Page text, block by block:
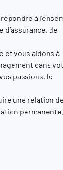
à
de
et vous aidons à
dans
passions, le
une relation de
permanente.